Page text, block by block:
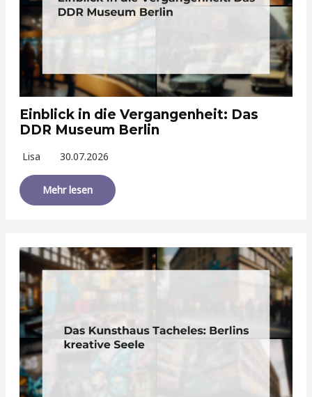
Einblick in die Vergangenheit: Das
DDR Museum Berlin
Lisa 30.07.2026
Mehr lesen